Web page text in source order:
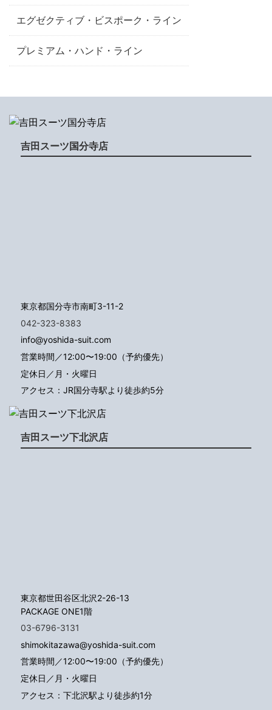
エグゼクティブ・ビスポーク・ライン
プレミアム・ハンド・ライン
吉田スーツ国分寺店
東京都国分寺市南町3-11-2
042-323-8383
info@yoshida-suit.com
営業時間／12:00〜19:00（予約優先）
定休日／月・火曜日
アクセス：JR国分寺駅より徒歩約5分
吉田スーツ下北沢店
東京都世田谷区北沢2-26-13
PACKAGE ONE1階
03-6796-3131
shimokitazawa@yoshida-suit.com
営業時間／12:00〜19:00（予約優先）
定休日／月・火曜日
アクセス：下北沢駅より徒歩約1分